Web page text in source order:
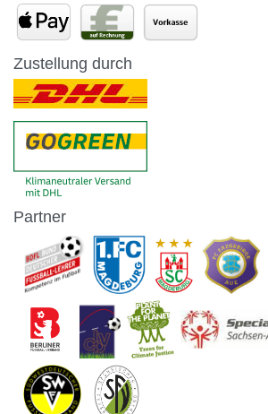
Zustellung durch
Partner